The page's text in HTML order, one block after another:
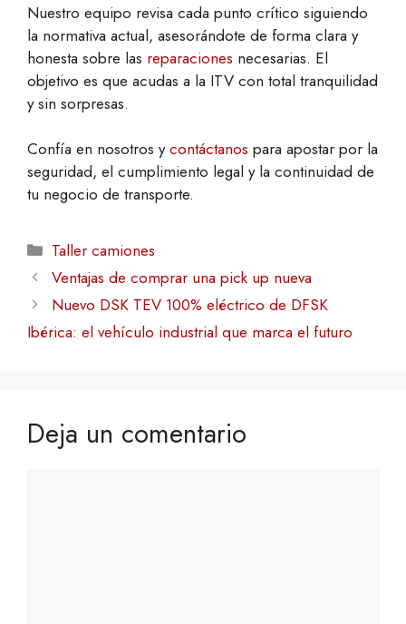
Nuestro equipo revisa cada punto crítico siguiendo
la normativa actual, asesorándote de forma clara y
honesta sobre las reparaciones necesarias. El
objetivo es que acudas a la ITV con total tranquilidad
y sin sorpresas.
Confía en nosotros ycontáctanos para apostar por la
seguridad, el cumplimiento legal y la continuidad de
tu negocio de transporte.
Categorías
Taller camiones
Ventajas de comprar una pick up nueva
Nuevo DSK TEV 100% eléctrico de DFSK
Ibérica: el vehículo industrial que marca el futuro
Deja un comentario